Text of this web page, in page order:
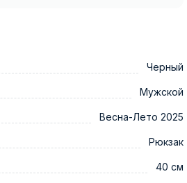
Черный
Мужской
Весна-Лето 2025
Рюкзак
40 см